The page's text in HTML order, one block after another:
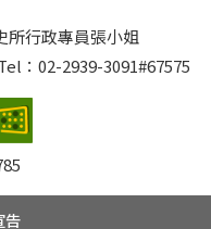
所行政專員張小姐
：02-2939-3091#67575
告